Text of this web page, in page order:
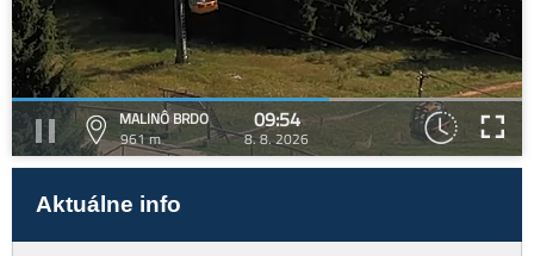
MALINÔ BRDO
961 m
09:54
8. 8. 2026
Aktuálne info